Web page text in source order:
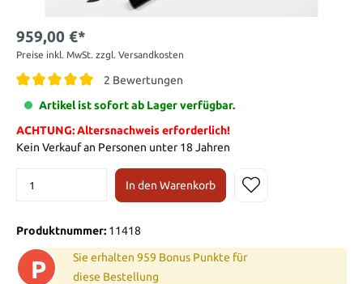
959,00 €*
Preise inkl. MwSt. zzgl. Versandkosten
2 Bewertungen
Artikel ist sofort ab Lager verfügbar.
ACHTUNG: Altersnachweis erforderlich!
Kein Verkauf an Personen unter 18 Jahren
In den Warenkorb
Produktnummer: 11418
P
Sie erhalten 959 Bonus Punkte für
diese Bestellung